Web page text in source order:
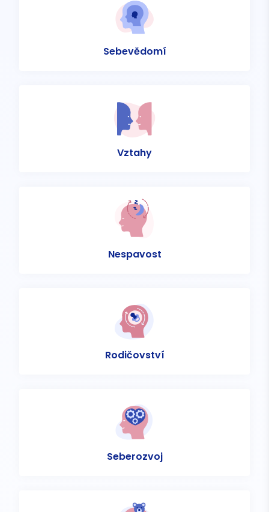
Sebevědomí
Vztahy
Nespavost
Rodičovství
Seberozvoj